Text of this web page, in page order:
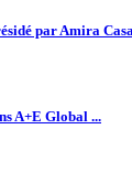
par Amira
A+E Global ...